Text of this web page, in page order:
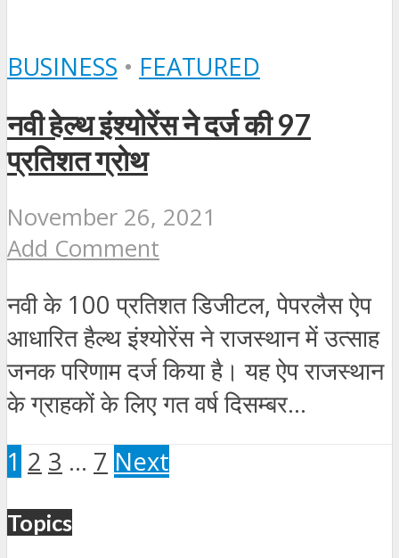
BUSINESS • FEATURED
नवी हेल्थ इंश्योरेंस ने दर्ज की 97
प्रतिशत ग्रोथ
November 26, 2021
Add Comment
नवी के 100 प्रतिशत डिजीटल, पेपरलैस ऐप
आधारित हैल्थ इंश्योरेंस ने राजस्थान में उत्साह
जनक परिणाम दर्ज किया है। यह ऐप राजस्थान
के ग्राहकों के लिए गत वर्ष दिसम्बर...
1 2 3 … 7 Next
Topics